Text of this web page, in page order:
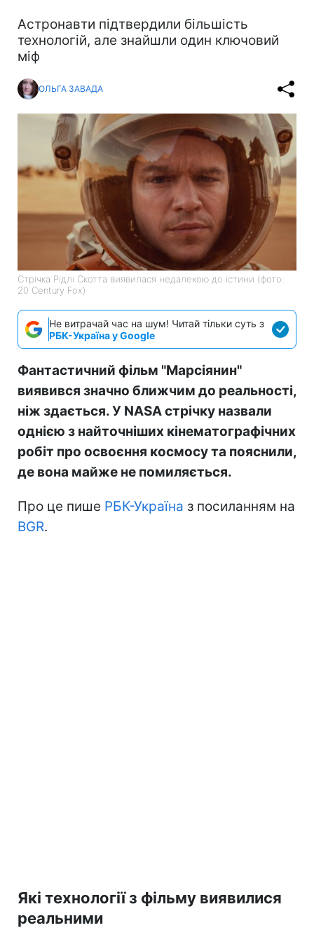
Астронавти підтвердили більшість
технологій, але знайшли один ключовий
міф
ОЛЬГА ЗАВАДА
Стрічка Рідлі Скотта виявилася недалекою до істини (фото:
20 Century Fox)
Не витрачай час на шум! Читай тільки суть з
РБК-Україна у Google
Фантастичний фільм "Марсіянин"
виявився значно ближчим до реальності,
ніж здається. У NASA стрічку назвали
однією з найточніших кінематографічних
робіт про освоєння космосу та пояснили,
де вона майже не помиляється.
Про це пише РБК-Україна з посиланням на
BGR.
Які технології з фільму виявилися
реальними